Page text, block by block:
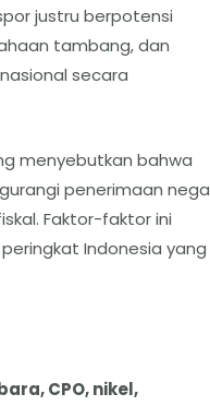
justru berpotensi
tambang, dan
secara
menyebutkan bahwa
penerimaan
Faktor-faktor ini
Indonesia yang
CPO, nikel,